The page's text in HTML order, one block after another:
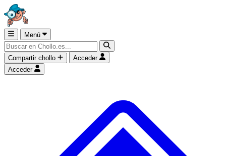
Menú
Compartir chollo
Acceder
Acceder